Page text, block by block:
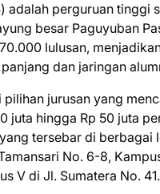
adalah perguruan
besar Paguyuban
lulusan,
dan jaringan
pilihan jurusan yang
juta hingga Rp 50 juta
tersebar di
No. 6-8,
V di Jl. Sumatera No. 41.